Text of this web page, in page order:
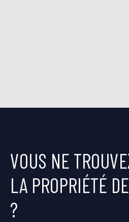
VOUS NE
LA PROPRIÉTÉ
?